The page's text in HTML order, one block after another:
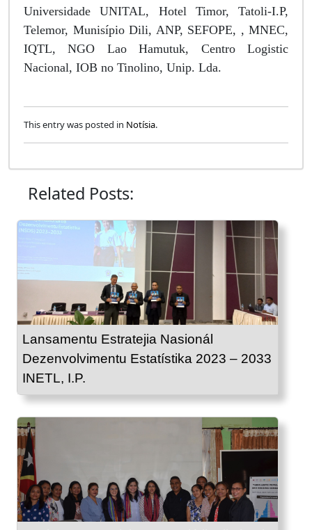
Universidade UNITAL, Hotel Timor, Tatoli-I.P,
Telemor, Munisípio Dili, ANP, SEFOPE, , MNEC,
IQTL, NGO Lao Hamutuk, Centro Logistic
Nacional, IOB no Tinolino, Unip. Lda.
This entry was posted in Notísia.
Related Posts:
Lansamentu Estratejia Nasionál
Dezenvolvimentu Estatístika 2023 – 2033
INETL, I.P.